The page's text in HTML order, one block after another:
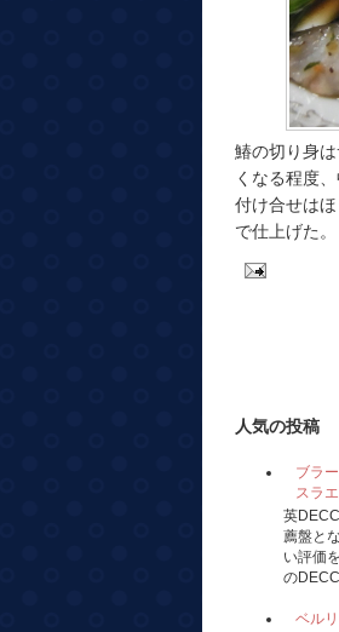
鰆の切り身
くなる程度
付け合せは
で仕上げた。
人気の投稿
ブラ
スラ
英
薦盤と
い評価
の
ベル